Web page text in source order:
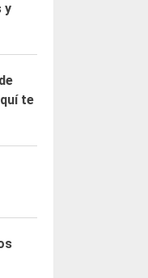
y
te